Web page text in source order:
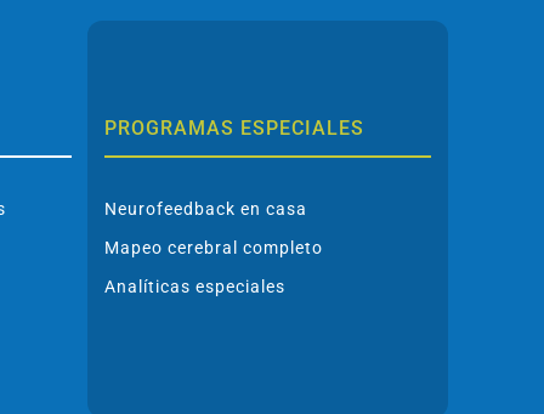
PROGRAMAS ESPECIALES
Neurofeedback en casa
Mapeo cerebral completo
Analíticas especiales